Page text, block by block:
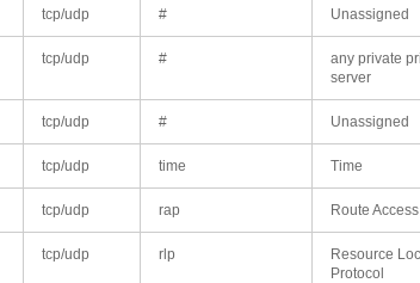
tcp/udp # Unassigned
tcp/udp #
any private
server
tcp/udp # Unassigned
tcp/udp time Time
tcp/udp rap Route
tcp/udp rlp
Resource
Protocol